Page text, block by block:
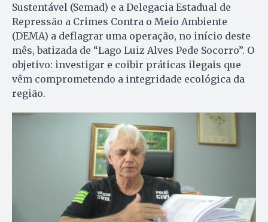
Sustentável (Semad) e a Delegacia Estadual de
Repressão a Crimes Contra o Meio Ambiente
(DEMA) a deflagrar uma operação, no início deste
mês, batizada de “Lago Luiz Alves Pede Socorro”. O
objetivo: investigar e coibir práticas ilegais que
vêm comprometendo a integridade ecológica da
região.